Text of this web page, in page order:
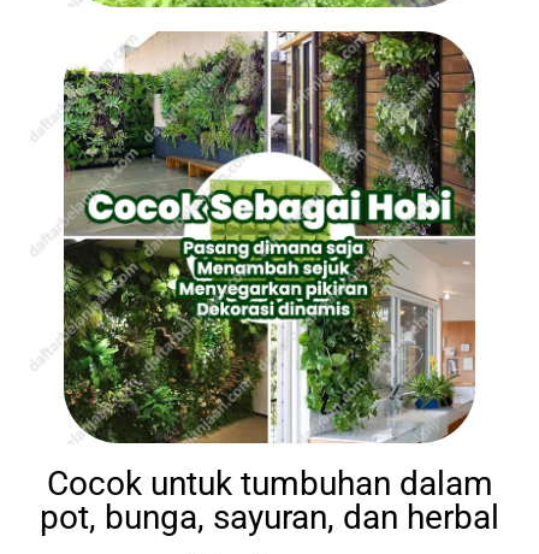
Cocok untuk tumbuhan dalam
pot, bunga, sayuran, dan herbal